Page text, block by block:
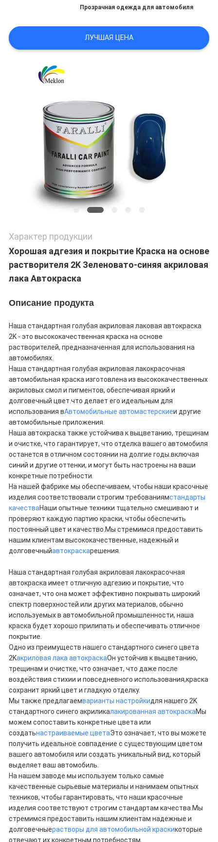
ПОЛИТИКА
КОНФИДЕНЦИАЛЬНОСТИ
Прозрачная одежда для автомобиля
ЛУЧШАЯ ЦЕНА
Характер продукции
Хорошая адгезия и покрытие Краска на основе
растворителя 2K Зеленовато-синяя акриловая
лака Автокраска
Описание продукта
Наша стандартная голубая акриловая лаковая автокраска
2K - это высококачественная краска на основе
растворителей, предназначенная для использования на
автомобилях.
Наша стандартная голубая акриловая лакокрасочная
автомобильная краска изготовлена из высококачественных
акриловых смол и пигментов, обеспечивая яркий и
долговечный цвет.что делает его идеальным для
использования вАвтомобильные автомастерскиеи другие
автомобильные приложения.
Наша автокраска также устойчива к выцветанию, трещинам
и очистке, что гарантирует, что отделка вашего автомобиля
останется в отличном состоянии на долгие годы.включая
синий и другие оттенки, и могут быть настроены на ваши
конкретные потребности.
На нашей фабрике мы обеспечиваем, чтобы наши красочные
изделия соответствовали строгим требованиямстандарты
качестваНаши опытные техники тщательно смешивают и
проверяют каждую партию краски, чтобы обеспечить
постоянный цвет и качество.Мы стремимся предоставить
нашим клиентам высококачественные, надежный и
долговечныйавтокраскарешения.
Наша стандартная голубая акриловая лакокрасочная
автокраска имеет отличную адгезию и покрытие, что
означает, что она может эффективно покрывать широкий
спектр поверхностей.или других материалов, обычно
используемых в автомобильной промышленности, наша
краска будет хорошо прилипать и обеспечивать отличное
покрытие.
Одно из преимуществ нашего стандартного синего цвета
2Kакриловая лака автокраскаОн устойчив к выцветанию,
трещинам и очистке, что означает, что даже после
воздействия стихии и повседневного использования,краска
сохранит яркий цвет и гладкую отделку.
Мы также предлагаемварианты настройкидля нашего 2K
стандартного синего акриликалакированная автокраскаМы
можем сопоставить конкретные цвета или
создатьнастраиваемые цветаЭто означает, что вы можете
получить идеальное совпадение с существующим цветом
вашего автомобиля или создать уникальный вид, который
выделяет ваш автомобиль.
На нашем заводе мы используем только самые
качественные сырьевые материалы и нанимаем опытных
техников, чтобы гарантировать, что наши красочные
изделия соответствуют строгим стандартам качества.Мы
стремимся предоставить нашим клиентам надежные и
долговечныерастворы для автомобильной краскикоторые
отвечают их конкретным потребностям.